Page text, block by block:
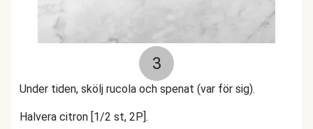
3
Under tiden, skölj rucola och spenat (var för sig).
Halvera citron [1/2 st, 2P].